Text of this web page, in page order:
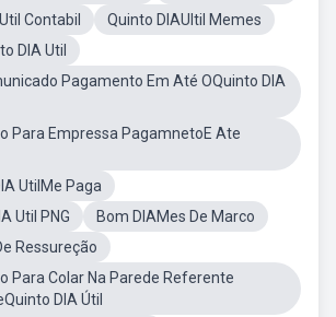
Contabil
Quinto DIAUltil Memes
DIA Util
Pagamento Em Até OQuinto DIA
Para Empressa PagamnetoE Ate
UtilMe Paga
Util PNG
Bom DIAMes De Marco
Ressureção
Para Colar Na Parede Referente
DIA Útil